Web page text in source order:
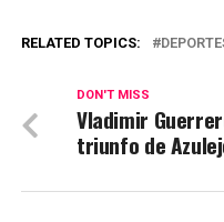
RELATED TOPICS:
DON'T MISS
Vladimir
triunfo de